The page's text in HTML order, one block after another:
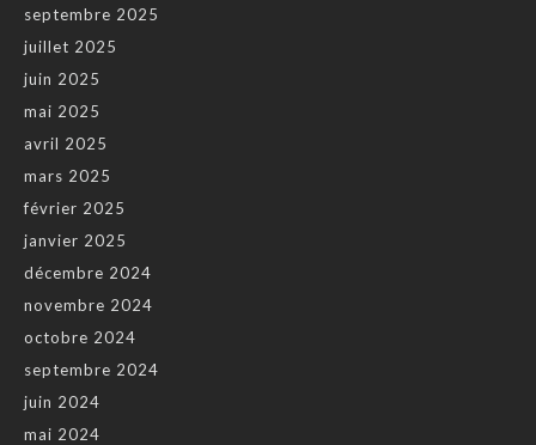
septembre 2025
juillet 2025
juin 2025
mai 2025
avril 2025
mars 2025
février 2025
janvier 2025
décembre 2024
novembre 2024
octobre 2024
septembre 2024
juin 2024
mai 2024